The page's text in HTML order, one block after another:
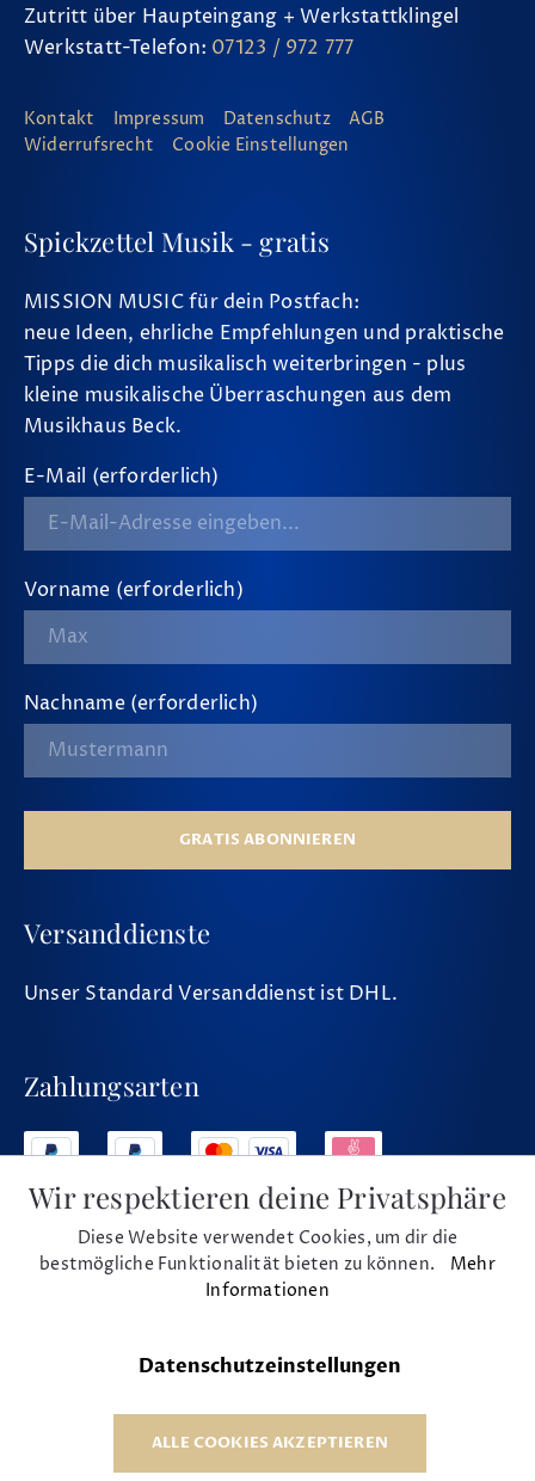
Zutritt über Haupteingang + Werkstattklingel
Werkstatt-Telefon: 07123 / 972 777
Kontakt Impressum Datenschutz
AGB
Widerrufsrecht
Cookie Einstellungen
Spickzettel Musik - gratis
MISSION MUSIC für dein Postfach:
neue Ideen, ehrliche Empfehlungen und praktische
Tipps die dich musikalisch weiterbringen - plus
kleine musikalische Überraschungen aus dem
Musikhaus Beck.
E-Mail (erforderlich)
Vorname (erforderlich)
Nachname (erforderlich)
GRATIS ABONNIEREN
Versanddienste
Unser Standard Versanddienst ist DHL.
Zahlungsarten
Social Media
© 1975 - 2026 Musikhaus Beck e.K.
Wir respektieren deine Privatsphäre
Diese Website verwendet Cookies, um dir die
bestmögliche Funktionalität bieten zu können. Mehr
Informationen
Datenschutzeinstellungen
ALLE COOKIES AKZEPTIEREN